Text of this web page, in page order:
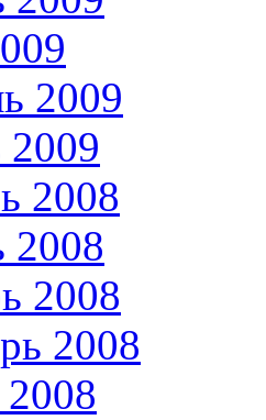
2009
2009
2008
2008
2008
2008